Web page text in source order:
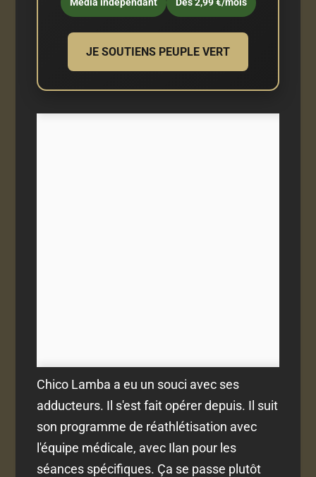
JE SOUTIENS PEUPLE VERT
Chico Lamba a eu un souci avec ses
adducteurs. Il s'est fait opérer depuis. Il suit
son programme de réathlétisation avec
l'équipe médicale, avec Ilan pour les
séances spécifiques. Ça se passe plutôt